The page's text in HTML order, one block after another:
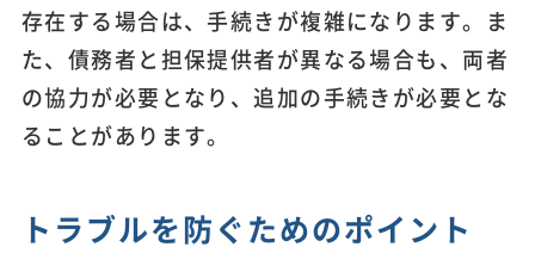
存在する場合は、手続きが複雑になります。ま
た、債務者と担保提供者が異なる場合も、両者
の協力が必要となり、追加の手続きが必要とな
ることがあります。
トラブルを防ぐためのポイント